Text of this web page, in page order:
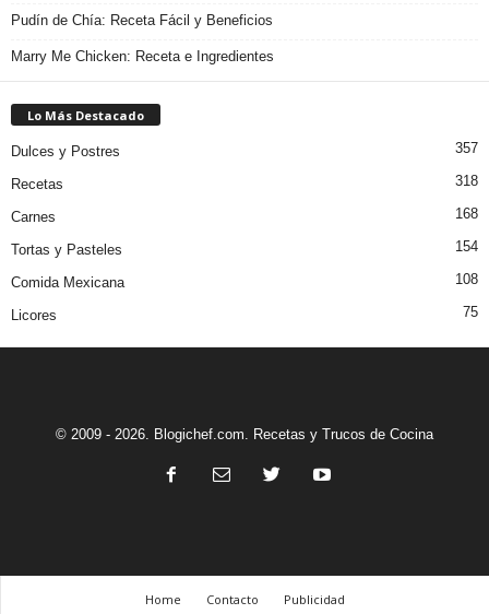
Pudín de Chía: Receta Fácil y Beneficios
Marry Me Chicken: Receta e Ingredientes
Lo Más Destacado
Dulces y Postres 357
Recetas 318
Carnes 168
Tortas y Pasteles 154
Comida Mexicana 108
Licores 75
© 2009 - 2026. Blogichef.com. Recetas y Trucos de Cocina
Home Contacto Publicidad